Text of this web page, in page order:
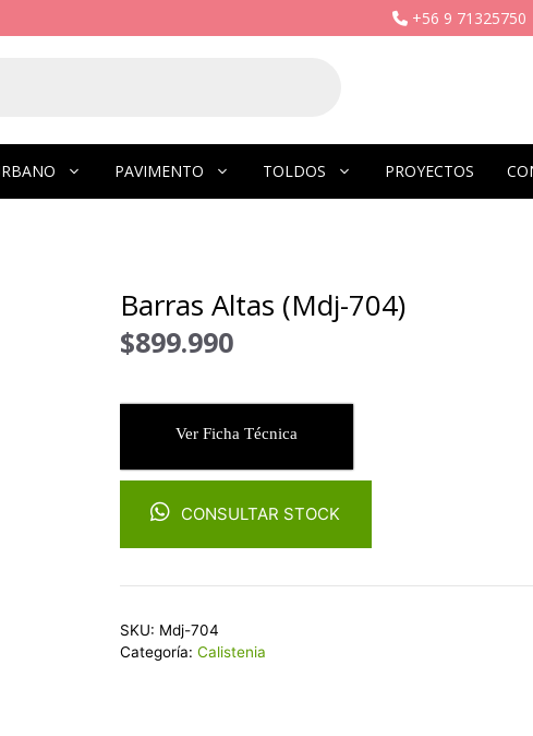
+56 9 71325750
PAVIMENTO TOLDOS PROYECTOS
Barras Altas (Mdj-704)
$899.990
Ver Ficha Técnica
CONSULTAR STOCK
SKU: Mdj-704
Categoría: Calistenia